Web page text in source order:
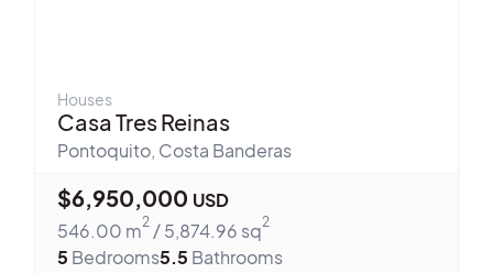
Houses
Casa Tres Reinas
Pontoquito, Costa Banderas
$6,950,000 USD
546.00 m2 /5,874.96 sq2
5 Bedrooms5.5 Bathrooms